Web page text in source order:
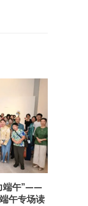
端午”——
午专场读